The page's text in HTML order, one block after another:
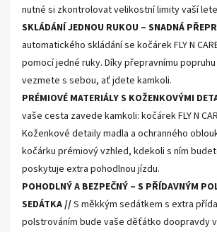
nutné si zkontrolovat velikostní limity vaší
SKLÁDÁNÍ JEDNOU RUKOU – SNADNÁ
automatického skládání se kočárek FLY N
pomocí jedné ruky. Díky přepravnímu
vezmete s sebou, ať jdete kamkoli.
PRÉMIOVÉ MATERIÁLY S KOŽENKOVÝMI
vaše cesta zavede kamkoli: kočárek FLY N
Koženkové detaily madla a ochranného
kočárku prémiový vzhled, kdekoli s ním
poskytuje extra pohodlnou jízdu.
POHODLNÝ A BEZPEČNÝ – S PŘÍDAVNÝM
SEDÁTKA //S měkkým sedátkem s extra
polstrováním bude vaše děťátko doopravdy